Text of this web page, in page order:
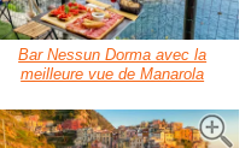
Bar Nessun Dorma avec la
meilleure vue de Manarola